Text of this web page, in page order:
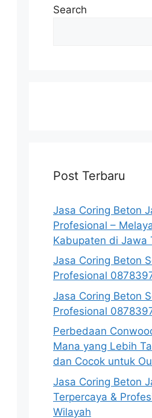
Search
Post Terbaru
Jasa Coring Beton
Profesional –
Kabupaten di Jawa
Jasa Coring Beton
Profesional
Jasa Coring Beton
Profesional
Perbedaan
Mana yang Lebih
dan Cocok untuk
Jasa Coring Beton
Terpercaya &
Wilayah